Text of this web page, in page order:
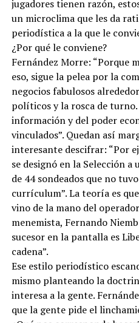
jugadores tienen razón,
un microclima que les da
periodística a la que le
¿Por qué le conviene?
Fernández Morre: “Porque
eso, sigue la pelea por la
negocios fabulosos
políticos y la rosca de
información y del poder
vinculados”. Quedan así
interesante descifrar: “Por
se designó en la Selección
de 44 sondeados que no
currículum”. La teoría es
vino de la mano del
menemista, Fernando
sucesor en la pantalla es
cadena”.
Ese estilo periodístico
mismo planteando la
interesa a la gente.
que la gente pide el